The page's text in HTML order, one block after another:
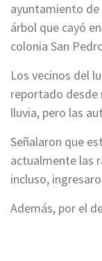
ayuntamiento
árbol que cayó
colonia San
Los vecinos del
reportado desde
lluvia, pero las
Señalaron que
actualmente las
incluso,
Además, por el